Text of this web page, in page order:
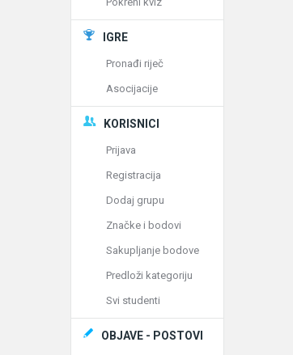
IGRE
Pronađi riječ
Asocijacije
KORISNICI
Prijava
Registracija
Dodaj grupu
Značke i bodovi
Sakupljanje bodove
Predloži kategoriju
Svi studenti
OBJAVE - POSTOVI